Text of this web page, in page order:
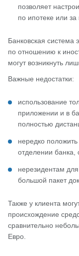
позволяет
по ипотеке или
Банковская система
по отношению к
могут возникнуть
Важные недостатки:
использование
приложении и в
полностью
нередко
отделении банка,
нерезидентам
большой пакет
Также у клиента
происхождение
сравнительно
Евро.